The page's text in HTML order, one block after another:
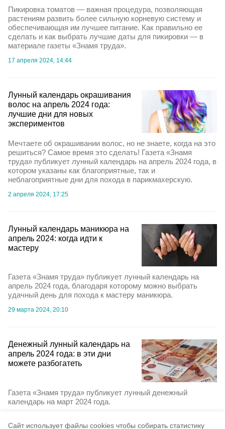
Cайт использует файлы cookies чтобы собирать статистику
Пикировка томатов — важная процедура, позволяющая
растениям развить более сильную корневую систему и
обеспечивающая им лучшее питание. Как правильно ее
сделать и как выбрать лучшие даты для пикировки — в
материале газеты «Знамя труда».
17 апреля 2024, 14:44
Лунный календарь окрашивания
волос на апрель 2024 года:
лучшие дни для новых
экспериментов
Мечтаете об окрашивании волос, но не знаете, когда на это
решиться? Самое время это сделать! Газета «Знамя
труда» публикует лунный календарь на апрель 2024 года, в
котором указаны как благоприятные, так и
неблагоприятные дни для похода в парикмахерскую.
2 апреля 2024, 17:25
Лунный календарь маникюра на
апрель 2024: когда идти к
мастеру
Газета «Знамя труда» публикует лунный календарь на
апрель 2024 года, благодаря которому можно выбрать
удачный день для похода к мастеру маникюра.
29 марта 2024, 20:10
Денежный лунный календарь на
апрель 2024 года: в эти дни
можете разбогатеть
Газета «Знамя труда» публикует лунный денежный
календарь на март 2024 года.